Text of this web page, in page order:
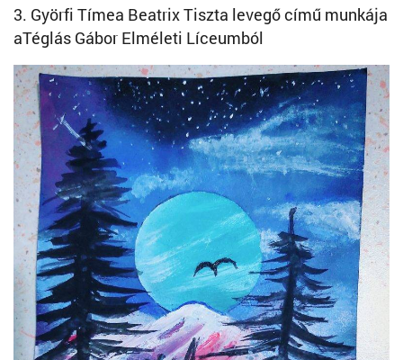
3. Györfi Tímea Beatrix Tiszta levegő című munkája
aTéglás Gábor Elméleti Líceumból